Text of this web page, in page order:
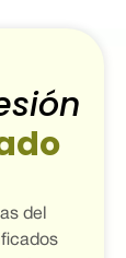
del